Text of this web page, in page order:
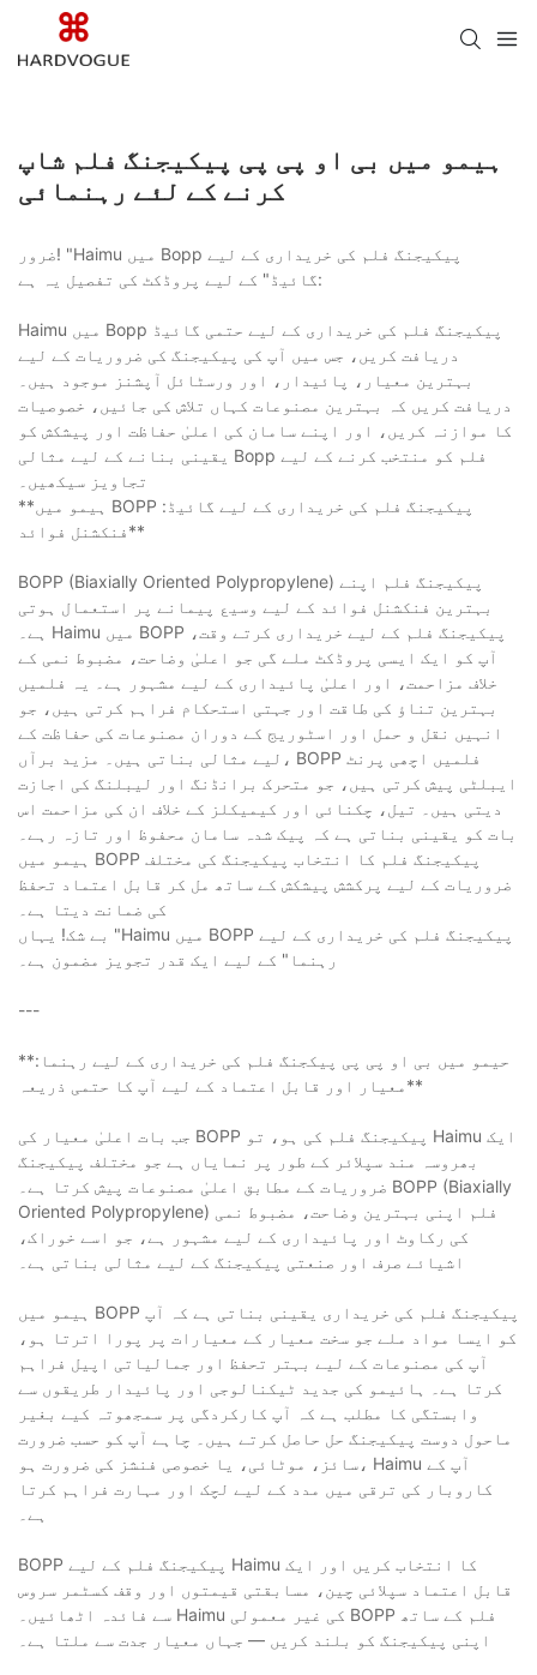
ہیمو میں بی او پی پی پیکیجنگ فلم شاپ
کرنے کے لئے رہنمائی
ضرور! "Haimu میں Bopp پیکیجنگ فلم کی خریداری کے لیے
گائیڈ" کے لیے پروڈکٹ کی تفصیل یہ ہے:
Haimu میں Bopp پیکیجنگ فلم کی خریداری کے لیے حتمی گائیڈ
دریافت کریں، جس میں آپ کی پیکیجنگ کی ضروریات کے لیے
بہترین معیار، پائیدار، اور ورسٹائل آپشنز موجود ہیں۔
دریافت کریں کہ بہترین مصنوعات کہاں تلاش کی جائیں، خصوصیات
کا موازنہ کریں، اور اپنے سامان کی اعلیٰ حفاظت اور پیشکش کو
یقینی بنانے کے لیے مثالی Bopp فلم کو منتخب کرنے کے لیے
تجاویز سیکھیں۔
**ہیمو میں BOPP پیکیجنگ فلم کی خریداری کے لیے گائیڈ:
فنکشنل فوائد**
BOPP (Biaxially Oriented Polypropylene) پیکیجنگ فلم اپنے
بہترین فنکشنل فوائد کے لیے وسیع پیمانے پر استعمال ہوتی
ہے۔ Haimu میں BOPP پیکیجنگ فلم کے لیے خریداری کرتے وقت،
آپ کو ایک ایسی پروڈکٹ ملے گی جو اعلیٰ وضاحت، مضبوط نمی کے
خلاف مزاحمت، اور اعلیٰ پائیداری کے لیے مشہور ہے۔ یہ فلمیں
بہترین تناؤ کی طاقت اور جہتی استحکام فراہم کرتی ہیں، جو
انہیں نقل و حمل اور اسٹوریج کے دوران مصنوعات کی حفاظت کے
لیے مثالی بناتی ہیں۔ مزید برآں، BOPP فلمیں اچھی پرنٹ
ایبلٹی پیش کرتی ہیں، جو متحرک برانڈنگ اور لیبلنگ کی اجازت
دیتی ہیں۔ تیل، چکنائی اور کیمیکلز کے خلاف ان کی مزاحمت اس
بات کو یقینی بناتی ہے کہ پیک شدہ سامان محفوظ اور تازہ رہے۔
ہیمو میں BOPP پیکیجنگ فلم کا انتخاب پیکیجنگ کی مختلف
ضروریات کے لیے پرکشش پیشکش کے ساتھ مل کر قابل اعتماد تحفظ
کی ضمانت دیتا ہے۔
بے شک! یہاں "Haimu میں BOPP پیکیجنگ فلم کی خریداری کے لیے
رہنما" کے لیے ایک قدر تجویز مضمون ہے۔
---
**حیمو میں بی او پی پی پیکجنگ فلم کی خریداری کے لیے رہنما:
معیار اور قابل اعتماد کے لیے آپ کا حتمی ذریعہ**
جب بات اعلیٰ معیار کی BOPP پیکیجنگ فلم کی ہو، تو Haimu ایک
بھروسہ مند سپلائر کے طور پر نمایاں ہے جو مختلف پیکیجنگ
ضروریات کے مطابق اعلیٰ مصنوعات پیش کرتا ہے۔ BOPP (Biaxially
Oriented Polypropylene) فلم اپنی بہترین وضاحت، مضبوط نمی
کی رکاوٹ اور پائیداری کے لیے مشہور ہے، جو اسے خوراک،
اشیائے صرف اور صنعتی پیکیجنگ کے لیے مثالی بناتی ہے۔
ہیمو میں BOPP پیکیجنگ فلم کی خریداری یقینی بناتی ہے کہ آپ
کو ایسا مواد ملے جو سخت معیار کے معیارات پر پورا اترتا ہو،
آپ کی مصنوعات کے لیے بہتر تحفظ اور جمالیاتی اپیل فراہم
کرتا ہے۔ ہائیمو کی جدید ٹیکنالوجی اور پائیدار طریقوں سے
وابستگی کا مطلب ہے کہ آپ کارکردگی پر سمجھوتہ کیے بغیر
ماحول دوست پیکیجنگ حل حاصل کرتے ہیں۔ چاہے آپ کو حسب ضرورت
سائز، موٹائی، یا خصوصی فنشز کی ضرورت ہو، Haimu آپ کے
کاروبار کی ترقی میں مدد کے لیے لچک اور مہارت فراہم کرتا
ہے۔
BOPP پیکیجنگ فلم کے لیے Haimu کا انتخاب کریں اور ایک
قابل اعتماد سپلائی چین، مسابقتی قیمتوں اور وقف کسٹمر سروس
سے فائدہ اٹھائیں۔ Haimu کی غیر معمولی BOPP فلم کے ساتھ
اپنی پیکیجنگ کو بلند کریں — جہاں معیار جدت سے ملتا ہے۔